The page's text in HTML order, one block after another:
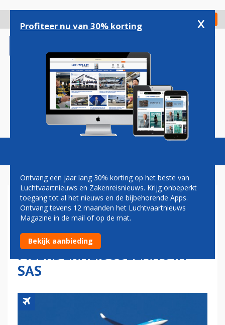
gaan
Check in
Magazine Podcasts Vacatures
AIR FRANCE-KLM AL IN
'DIEPGAANDE'
ONDERHANDELINGEN OVER
MEERDERHEIDSBELANG IN
SAS
Profiteer nu van 30% korting x
Ontvang een jaar lang 30% korting op het beste van
Luchtvaartnieuws en Zakenreisnieuws. Krijg onbeperkt
toegang tot al het nieuws en de bijbehorende Apps.
Ontvang tevens 12 maanden het Luchtvaartnieuws
Magazine in de mail of op de mat.
Bekijk aanbieding